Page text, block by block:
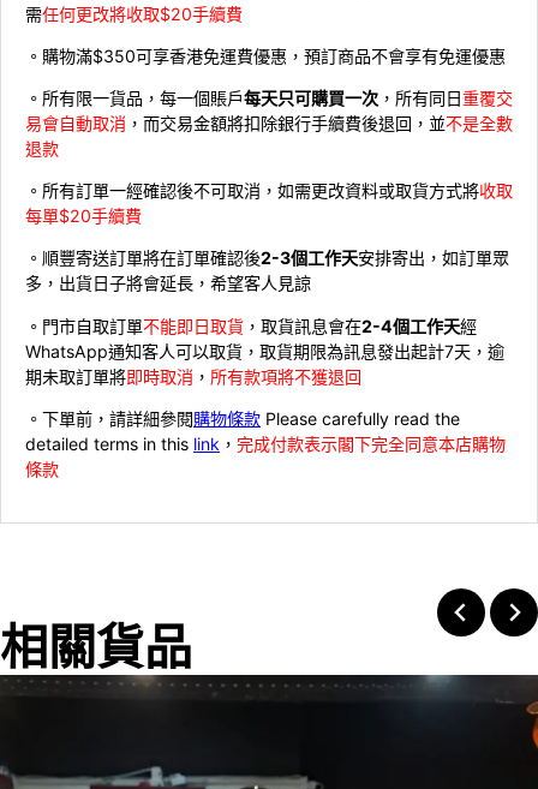
需任何更改將收取$20手續費
。購物滿$350可享香港免運費優惠，預訂商品不會享有免運優惠
。所有限一貨品，每一個賬戶每天只可購買一次 ，所有同日重覆交
易會自動取消 ，而交易金額將扣除銀行手續費後退回，並不是全數
退款
。所有訂單一經確認後不可取消，如需更改資料或取貨方式將收取
每單$20手續費
。順豐寄送訂單將在訂單確認後2-3個工作天安排寄出，如訂單眾
多，出貨日子將會延長，希望客人見諒
。門市自取訂單不能即日取貨 ，取貨訊息會在2-4個工作天經
WhatsApp通知客人可以取貨，取貨期限為訊息發出起計7天，逾
期未取訂單將即時取消 ， 所有款項將不獲退回
。下單前，請詳細參閱購物條款 Please carefully read the
detailed terms in this link ， 完成付款表示閣下完全同意本店購物
條款
相關貨品